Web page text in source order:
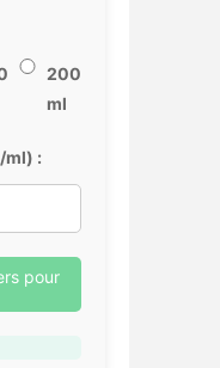
200
ml
ml) :
pour